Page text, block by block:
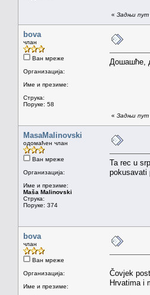
« Задњи пут
bova
члан
Ван мреже
Организација:
Име и презиме:
Струка:
Поруке: 58
Дошашће,
« Задњи пут
MasaMalinovski
одомаћен члан
Ван мреже
Организација:
Име и презиме:
Maša Malinovski
Струка:
Поруке: 374
Ta rec u
pokusavati
bova
члан
Ван мреже
Организација:
Име и презиме:
Čovjek
Hrvatima i